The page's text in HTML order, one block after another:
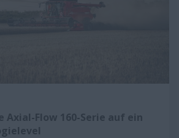
Axial-Flow 160-Serie auf ein